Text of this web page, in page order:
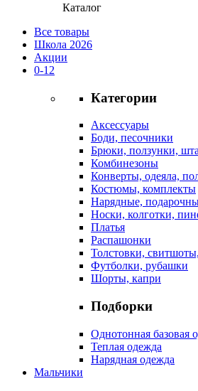
Каталог
Все товары
Школа 2026
Акции
0-12
Категории
Аксессуары
Боди, песочники
Брюки, ползунки,
Комбинезоны
Конверты, одеяла,
Костюмы, комплекты
Нарядные,
Носки, колготки,
Платья
Распашонки
Толстовки,
Футболки, рубашки
Шорты, капри
Подборки
Однотонная базовая
Теплая одежда
Нарядная одежда
Мальчики